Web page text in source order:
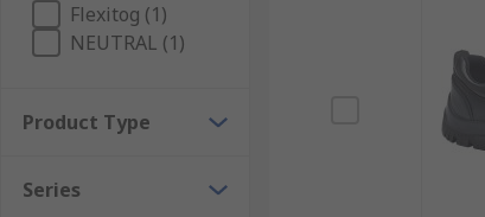
Flexitog (1)
NEUTRAL (1)
Product Type
Series